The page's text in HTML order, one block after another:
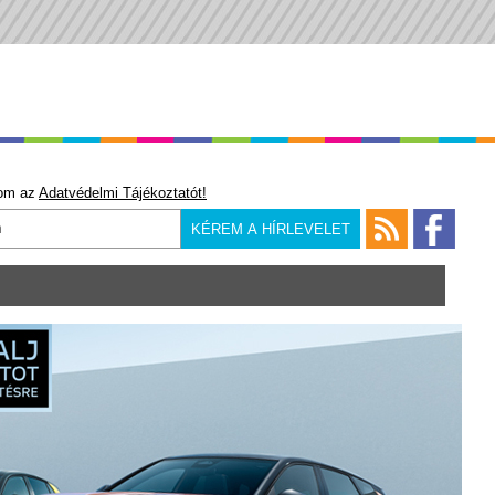
az Adatvédelmi Tájékoztatót!